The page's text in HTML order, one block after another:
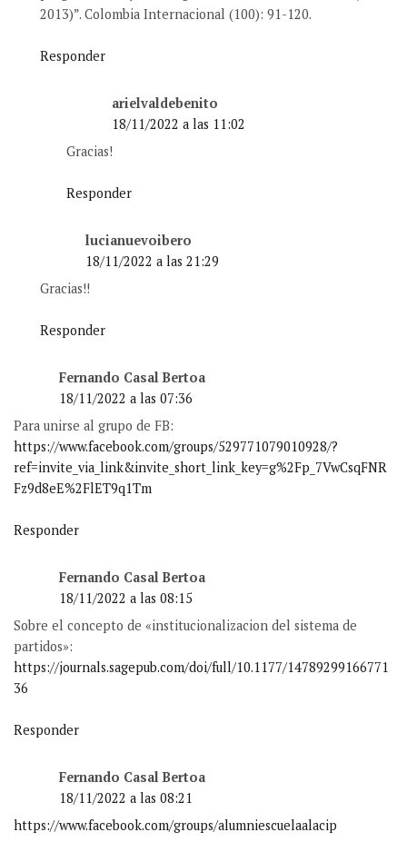
2013)”. Colombia Internacional (100): 91-120.
Responder
arielvaldebenito
18/11/2022 a las 11:02
Gracias!
Responder
lucianuevoibero
18/11/2022 a las 21:29
Gracias!!
Responder
Fernando Casal Bertoa
18/11/2022 a las 07:36
Para unirse al grupo de FB:
https://www.facebook.com/groups/529771079010928/?
ref=invite_via_link&invite_short_link_key=g%2Fp_7VwCsqFNR
Fz9d8eE%2FlET9q1Tm
Responder
Fernando Casal Bertoa
18/11/2022 a las 08:15
Sobre el concepto de «institucionalizacion del sistema de
partidos»:
https://journals.sagepub.com/doi/full/10.1177/14789299166771
36
Responder
Fernando Casal Bertoa
18/11/2022 a las 08:21
https://www.facebook.com/groups/alumniescuelaalacip